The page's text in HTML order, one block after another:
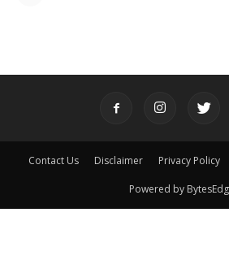
Contact Us Disclaimer Privacy Policy
Powered by